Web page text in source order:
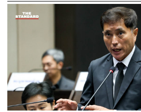
ข้อ ประกอบด้วย กำหนดนโยบาย No
ข้าราชการและผู้บริหาร กทม. ทุกระดับ
กำนัลทุกชนิด , ประกาศไม่รับค่าคอมมิช
พยาบาลในสังกัด กทม. ทั้งหมดให้สัตยาบั
จากบริษัทจัดจำหน่ายเวชภัณฑ์, ฟื้นโค
เพื่อปรับระบบการขออนุญาตก่อสร้างแ
ระบบออนไลน์ ช่วยลดดุลยพินิจของเจ้า
การเรียกรับสินบน